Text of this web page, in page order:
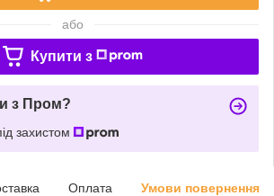
або
Купити з
з Пром?
захистом
Оплата Умови повернення